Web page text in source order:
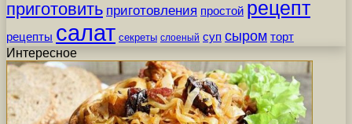
приготовить приготовления простой рецепт
рецепты салат секреты слоеный суп сыром торт
Интересное